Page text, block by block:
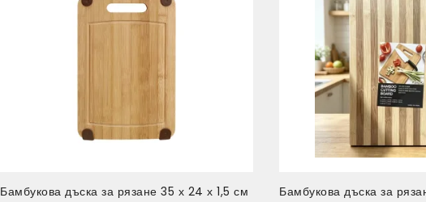
Бамбукова дъска за рязане 35 х 24 х 1,5 см Бамбукова дъска за